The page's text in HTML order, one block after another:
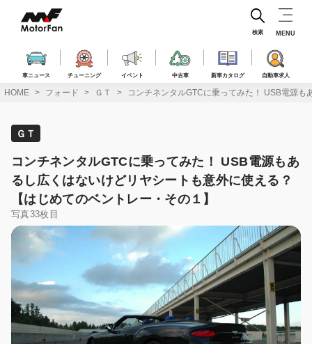
ス
車ニュース チューニング イベント 中古車 新車カタログ 自動車求人
検索 MENU
HOME フォード ＧＴ コンチネンタルGTCに乗ってみた！ USB電源
ＧＴ
コンチネンタルGTCに乗ってみた！ USB電源もあ
るし広くはないけどリヤシートも意外に使える？
【はじめてのベントレー・その１】
写真33枚目